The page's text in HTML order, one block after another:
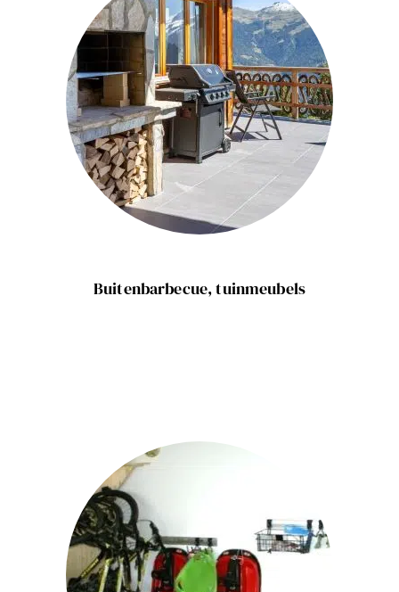
Buitenbarbecue, tuinmeubels